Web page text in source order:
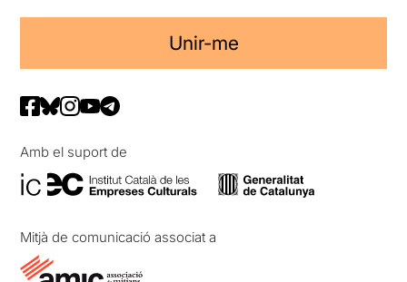
Unir-me
Amb el suport de
Mitjà de comunicació associat a